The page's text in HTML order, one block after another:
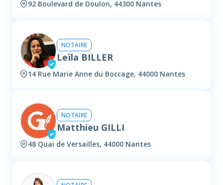
92 Boulevard de Doulon, 44300 Nantes
NOTAIRE
Leïla BILLER
14 Rue Marie Anne du Boccage, 44000 Nantes
NOTAIRE
Matthieu GILLI
48 Quai de Versailles, 44000 Nantes